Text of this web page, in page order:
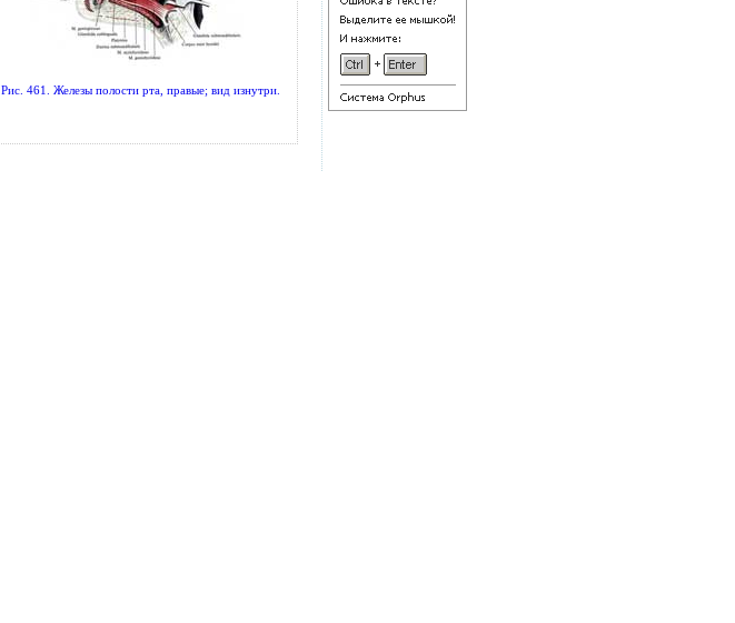
Рис. 461. Железы полости рта, правые; вид изнутри.